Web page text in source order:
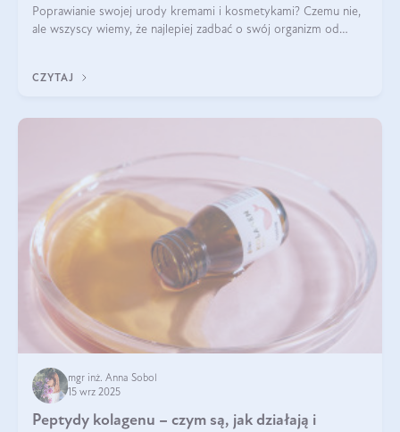
Poprawianie swojej urody kremami i kosmetykami? Czemu nie,
ale wszyscy wiemy, że najlepiej zadbać o swój organizm od
wysokiej jakości suplem
CZYTAJ
mgr inż. Anna Sobol
15 wrz 2025
Peptydy kolagenu – czym są, jak działają i